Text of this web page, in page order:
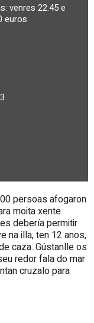
venres 22.45 e
euros
persoas afogaron
moita xente
debería permitir
na illa, ten 12 anos,
caza. Gústanlle os
redor fala do mar
cruzalo para